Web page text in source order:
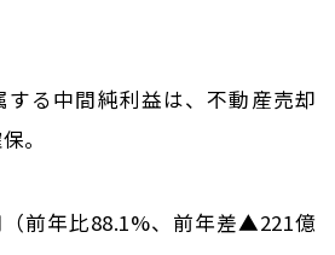
る中間純利益は、不動産売却
。
前年比88.1%、前年差▲221億